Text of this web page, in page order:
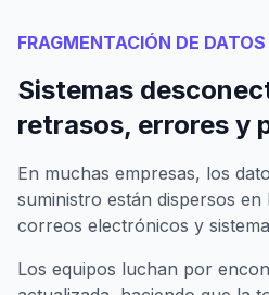
FRAGMENTACIÓN DE DATOS
Sistemas
retrasos, errores y
En muchas empresas, los
suministro están dispersos en
correos electrónicos y
Los equipos luchan por